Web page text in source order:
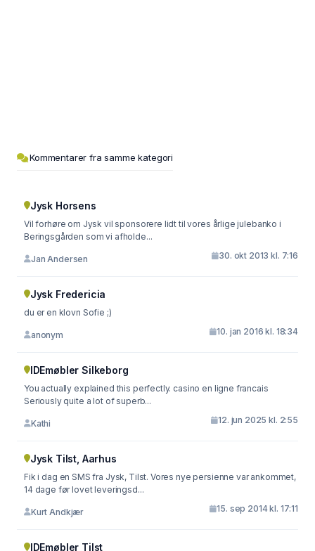
Kommentarer fra samme kategori
Jysk Horsens
Vil forhøre om Jysk vil sponsorere lidt til vores årlige julebanko i
Beringsgården som vi afholde...
Jan Andersen 30. okt 2013 kl. 7:16
Jysk Fredericia
du er en klovn Sofie ;)
anonym 10. jan 2016 kl. 18:34
IDEmøbler Silkeborg
You actually explained this perfectly. casino en ligne francais
Seriously quite a lot of superb...
Kathi 12. jun 2025 kl. 2:55
Jysk Tilst, Aarhus
Fik i dag en SMS fra Jysk, Tilst. Vores nye persienne var ankommet,
14 dage før lovet leveringsd...
Kurt Andkjær 15. sep 2014 kl. 17:11
IDEmøbler Tilst